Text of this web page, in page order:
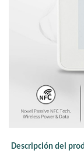
Descripción del